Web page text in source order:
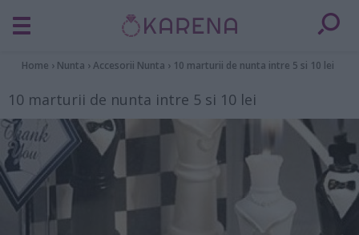
Home › Nunta ›Accesorii Nunta › 10 marturii de nunta intre 5 si 10 lei
10 marturii de nunta intre 5 si 10 lei